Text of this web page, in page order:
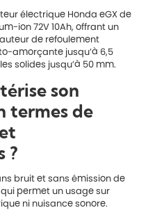
électrique Honda eGX de
ion 72V 10Ah, offrant un
de refoulement
amorçante jusqu’à 6,5
solides jusqu’à 50 mm.
son
termes de
?
bruit et sans émission de
permet un usage sur
ni nuisance sonore.